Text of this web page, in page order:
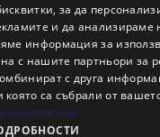
с Адрес?
за да
и да
информация за
с нашите партньори за
с друга
която са събрали от
още